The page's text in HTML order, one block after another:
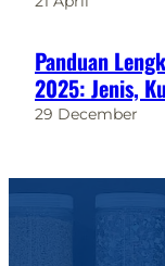
Panduan
2025: Jenis,
29 December